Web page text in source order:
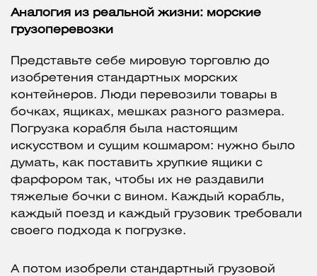
Аналогия из реальной жизни: морские
грузоперевозки
Представьте себе мировую торговлю до
изобретения стандартных морских
контейнеров. Люди перевозили товары в
бочках, ящиках, мешках разного размера.
Погрузка корабля была настоящим
искусством и сущим кошмаром: нужно было
думать, как поставить хрупкие ящики с
фарфором так, чтобы их не раздавили
тяжелые бочки с вином. Каждый корабль,
каждый поезд и каждый грузовик требовали
своего подхода к погрузке.
А потом изобрели стандартный грузовой